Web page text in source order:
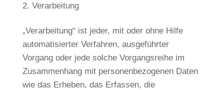
Verarbeitung
„Verarbeitung“ ist jeder, mit oder ohne Hilfe
automatisierter Verfahren, ausgeführter
Vorgang oder jede solche Vorgangsreihe im
Zusammenhang mit personenbezogenen Daten
wie das Erheben, das Erfassen, die